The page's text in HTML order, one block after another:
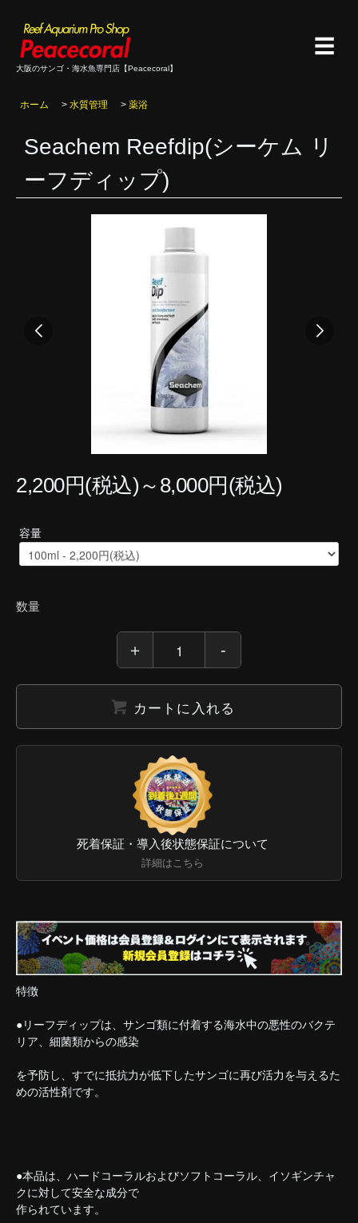
大阪のサンゴ・海水魚専門店【Peacecoral】
☰
ホーム > 水質管理 > 薬浴
Seachem Reefdip(シーケム リ
ーフディップ)
2,200円(税込)～8,000円(税込)
容量
数量
カートに入れる
死着保証・導入後状態保証について
詳細はこちら
特徴
●リーフディップは、サンゴ類に付着する海水中の悪性のバクテ
リア、細菌類からの感染
を予防し、すでに抵抗力が低下したサンゴに再び活力を与えるた
めの活性剤です。
●本品は、ハードコーラルおよびソフトコーラル、イソギンチャ
クに対して安全な成分で
作られています。